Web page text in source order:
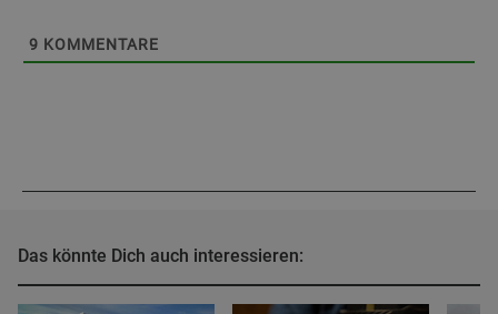
9 KOMMENTARE
Das könnte Dich auch interessieren: